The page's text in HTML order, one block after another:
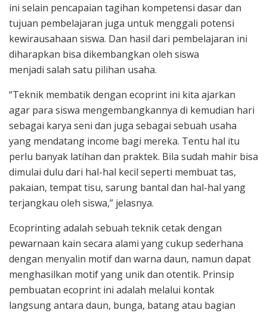
ini selain pencapaian tagihan kompetensi dasar dan
tujuan pembelajaran juga untuk menggali potensi
kewirausahaan siswa. Dan hasil dari pembelajaran ini
diharapkan bisa dikembangkan oleh siswa
menjadi salah satu pilihan usaha.
“Teknik membatik dengan ecoprint ini kita ajarkan
agar para siswa mengembangkannya di kemudian hari
sebagai karya seni dan juga sebagai sebuah usaha
yang mendatang income bagi mereka. Tentu hal itu
perlu banyak latihan dan praktek. Bila sudah mahir bisa
dimulai dulu dari hal-hal kecil seperti membuat tas,
pakaian, tempat tisu, sarung bantal dan hal-hal yang
terjangkau oleh siswa,” jelasnya.
Ecoprinting adalah sebuah teknik cetak dengan
pewarnaan kain secara alami yang cukup sederhana
dengan menyalin motif dan warna daun, namun dapat
menghasilkan motif yang unik dan otentik. Prinsip
pembuatan ecoprint ini adalah melalui kontak
langsung antara daun, bunga, batang atau bagian